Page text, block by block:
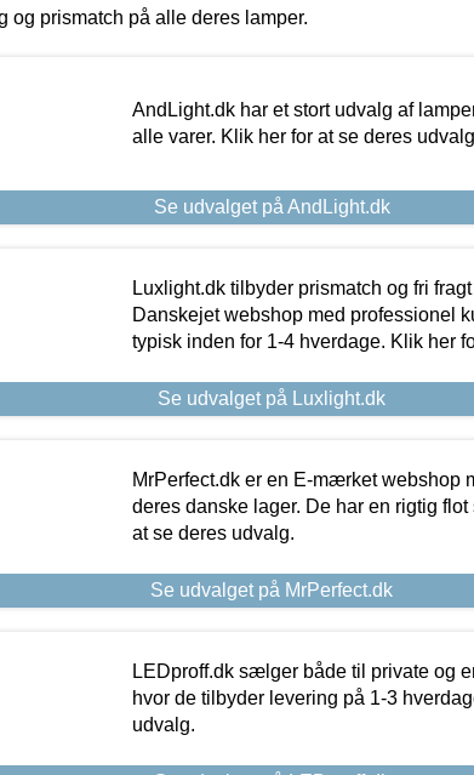
og prismatch på alle deres lamper.
AndLight.dk har et stort udvalg af
alle varer. Klik her for at se deres
Se udvalget på AndLight.dk
Luxlight.dk tilbyder prismatch og fri
Danskejet webshop med professionel
typisk inden for 1-4 hverdage. Klik her
Se udvalget på Luxlight.dk
MrPerfect.dk er en E-mærket webshop
deres danske lager. De har en rigtig
at se deres udvalg.
Se udvalget på MrPerfect.dk
LEDproff.dk sælger både til private og
hvor de tilbyder levering på 1-3
udvalg.